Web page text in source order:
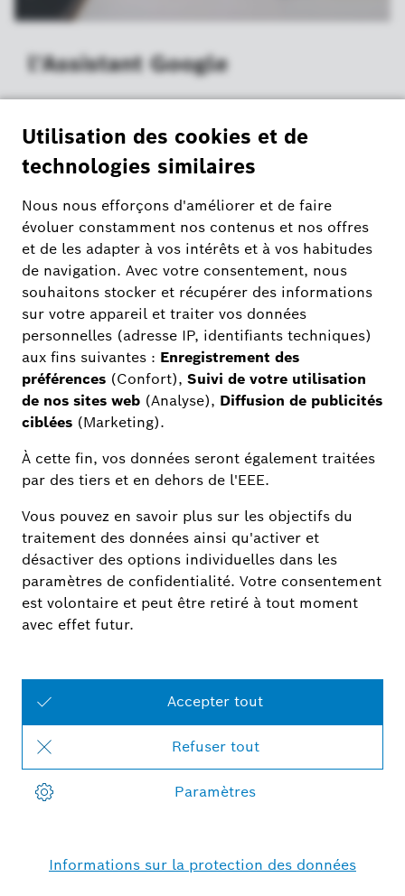
l'Assistant Google
Home Connect
Vers les thèmes d'aide
LEDVANCE Smart+
Vers les thèmes